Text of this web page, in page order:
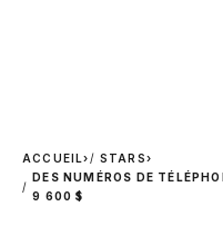
ACCUEIL› STARS›
DES NUMÉROS DE
9 600 $